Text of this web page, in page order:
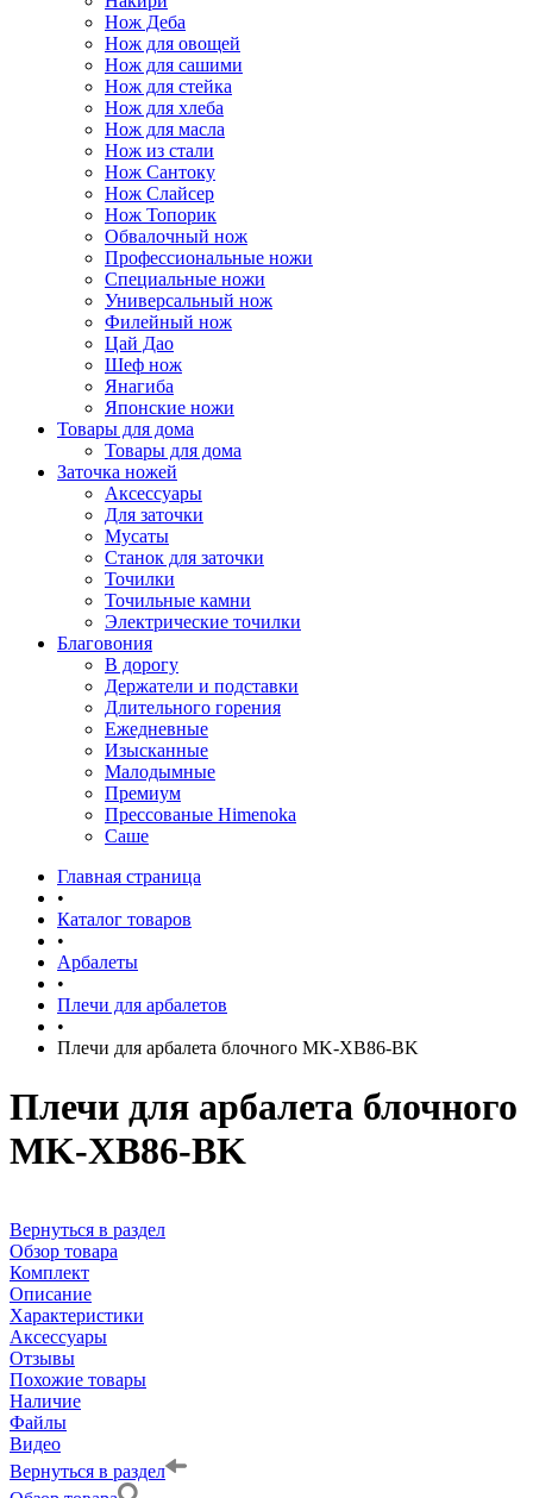
Нож Деба
Нож для овощей
Нож для сашими
Нож для стейка
Нож для хлеба
Нож для масла
Нож из стали
Нож Сантоку
Нож Слайсер
Нож Топорик
Обвалочный нож
Профессиональные ножи
Специальные ножи
Универсальный нож
Филейный нож
Цай Дао
Шеф нож
Янагиба
Японские ножи
Товары для дома
Товары для дома
Заточка ножей
Аксессуары
Для заточки
Мусаты
Станок для заточки
Точилки
Точильные камни
Электрические точилки
Благовония
В дорогу
Держатели и подставки
Длительного горения
Ежедневные
Изысканные
Малодымные
Премиум
Прессованые Himenoka
Саше
Главная страница
•
Каталог товаров
•
Арбалеты
•
Плечи для арбалетов
•
Плечи для арбалета блочного MK-XB86-BK
Плечи для арбалета блочного
MK-XB86-BK
Вернуться в раздел
Обзор товара
Комплект
Описание
Характеристики
Аксессуары
Отзывы
Похожие товары
Наличие
Файлы
Видео
Вернуться в раздел